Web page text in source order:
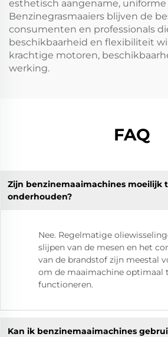
esthetisch aangename, uniforme
Benzinegrasmaaiers blijven de
consumenten en professionals
beschikbaarheid en flexibiliteit
krachtige motoren,
werking.
FAQ
Zijn benzinemaaimachines moeilijk
onderhouden?
Nee. Regelmatige
slijpen van de mesen en het
van de brandstof zijn meestal
om de maaimachine optimaal
functioneren.
Kan ik benzinemaaimachines